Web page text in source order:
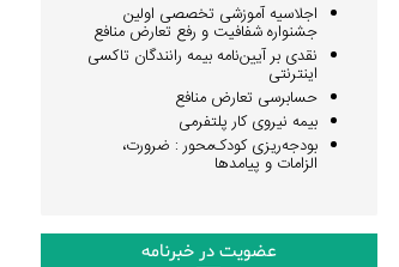
اجلاسیه آموزشی تخصصی اولین
جشنواره شفافیت و رفع تعارض منافع
نقدی بر آیین‌نامه بیمه رانندگان تاکسی
اینترنتی
حسابرسی تعارض منافع
بیمه نیروی کار پلتفرمی
بودجه‌ریزی کودک‌محور : ضرورت،
الزامات و پیامدها
عضویت در خبرنامه